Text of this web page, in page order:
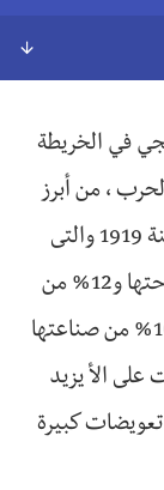
في الخريطة
، من أبرز
نتائج هذه الحرب هو إبرام معاهدة فرساي سنة 1919 والتى
كان بموجبها خسرت ألمانيا 12.5% من مساحتها و12% من
سكانها، وحوالي 15% من إنتاجها الزراعي و10% من صناعتها
على الأ يزيد
كبيرة